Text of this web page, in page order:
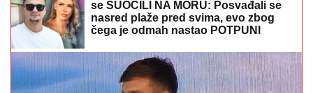
"DARA I CAKANA BI SE POSLE SVEGA IZGRLILE,
TO SU TA OGOVARANJA"Olja Karleuša oštro o
haosu koleginica! Progovorila i o životu na DVE
LOKACIJE (VIDEO)
"TO JE TUŽNO, NISAM ZNALA ŠTA JE
MORE, PRVI MOMAK ME ODVEO"
Seka Aleksić na ivici suza otkrila kada